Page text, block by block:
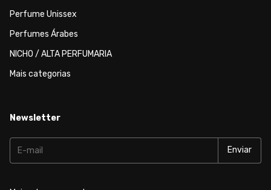
Perfume Unissex
Perfumes Árabes
NICHO / ALTA PERFUMARIA
Mais categorias
Newsletter